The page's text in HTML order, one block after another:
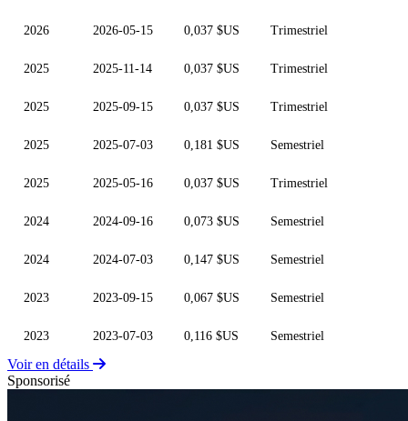
2026 2026-05-15 0,037 $US Trimestriel
2025 2025-11-14 0,037 $US Trimestriel
2025 2025-09-15 0,037 $US Trimestriel
2025 2025-07-03 0,181 $US Semestriel
2025 2025-05-16 0,037 $US Trimestriel
2024 2024-09-16 0,073 $US Semestriel
2024 2024-07-03 0,147 $US Semestriel
2023 2023-09-15 0,067 $US Semestriel
2023 2023-07-03 0,116 $US Semestriel
Voir en détails
Sponsorisé